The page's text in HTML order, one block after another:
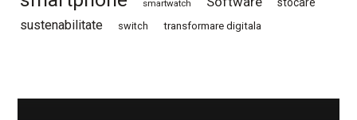
smartwatch
sustenabilitate switch transformare digitala